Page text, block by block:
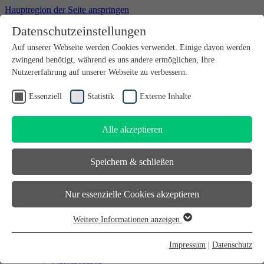
Hauptregion der Seite anspringen
Willkommen bei futureSAX - der Innovationsplattform des
Freistaates Sachsen.
Suchfeld
DE
Sächsisches Start-up-Partner-Netzwerk
Sächsisches Gründerforum
Datenschutzeinstellungen
Auf unserer Webseite werden Cookies verwendet. Einige davon werden
zwingend benötigt, während es uns andere ermöglichen, Ihre
Nutzererfahrung auf unserer Webseite zu verbessern.
Essenziell Statistik Externe Inhalte
Alle akzeptieren
Speichern & schließen
Nur essenzielle Cookies akzeptieren
Essenzielle Cookies werden für grundlegende Funktionen der
Weitere Informationen anzeigen
Impressum Datenschutz